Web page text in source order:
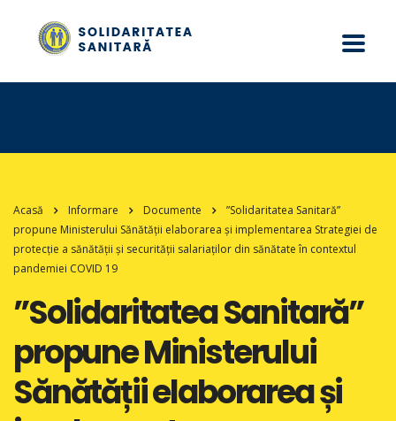
Acasă Informare Documente
”Solidaritatea Sanitară”
propune Ministerului Sănătății elaborarea și implementarea Strategiei de
protecție a sănătății și securității salariaților din sănătate în contextul
pandemiei COVID 19
”Solidaritatea Sanitară”
propune Ministerului
Sănătății elaborarea și